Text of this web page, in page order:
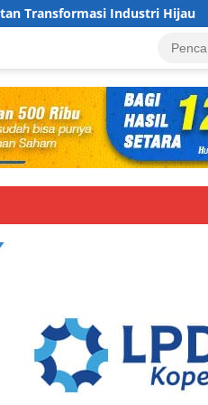
Hijau Moda Integrasi